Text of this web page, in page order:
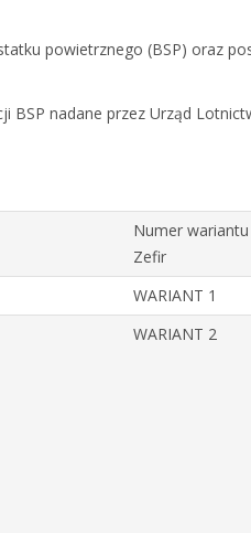
powietrznego (BSP) oraz
BSP nadane przez Urząd
Numer
Zefir
WARIANT 1
WARIANT 2